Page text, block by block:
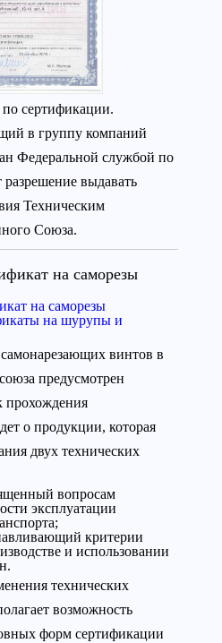
сертификации.
в группу компаний
Федеральной службой по
выдавать
Техническим
Союза.
на саморезы
на саморезы
на шурупы и
винтов в
предусмотрен
прохождения
о продукции, которая
двух технических
вопросам
эксплуатации
критерии
и использовании
технических
возможность
форм сертификации